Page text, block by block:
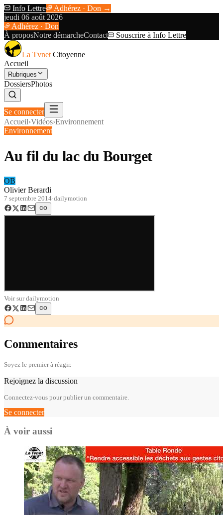
Info Lettre
Adhérez · Don →
jeudi 06 août 2026
Adhérez · Don
À proposNotre démarcheContact Souscrire à Info Lettre
La Tvnet Citoyenne
Accueil
Rubriques
DossiersPhotos
Se connecter
Accueil›Vidéos›Environnement
Environnement
Au fil du lac du Bourget
OB
Olivier Berardi
7 septembre 2014·dailymotion
Voir surdailymotion
Commentaires
Soyez le premier à réagir.
Rejoignez la discussion
Connectez-vous pour publier un commentaire.
Se connecter
À voir aussi